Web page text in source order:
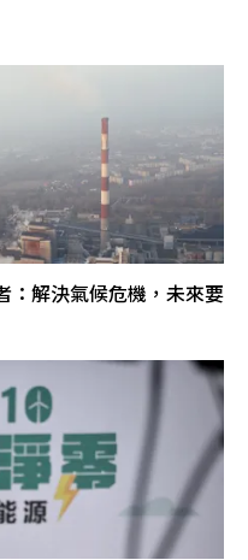
：解決氣候危機，未來要